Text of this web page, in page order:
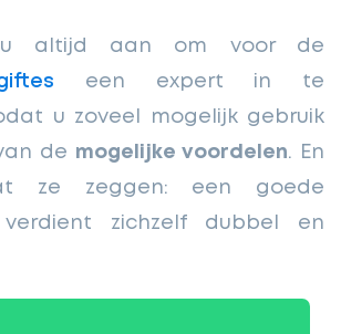
altijd aan om voor de
een expert in te
u zoveel mogelijk gebruik
de mogelijke voordelen. En
ze zeggen: een goede
verdient zichzelf dubbel en